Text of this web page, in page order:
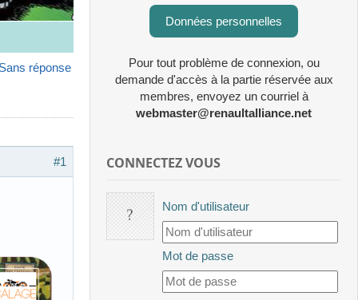
Sans réponse
#1
Données personnelles
Pour tout problème de connexion, ou
demande d'accès à la partie réservée aux
membres, envoyez un courriel à
webmaster@renaultalliance.net
CONNECTEZ VOUS
Nom d'utilisateur
Mot de passe